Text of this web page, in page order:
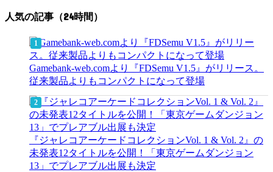
人気の記事（24時間）
Gamebank-web.comより『FDSemu V1.5』がリリース。
従来製品よりもコンパクトになって登場
『ジャレコアーケードコレクションVol. 1 & Vol. 2』の
未発表12タイトルを公開！「東京ゲームダンジョン
13」でプレアブル出展も決定